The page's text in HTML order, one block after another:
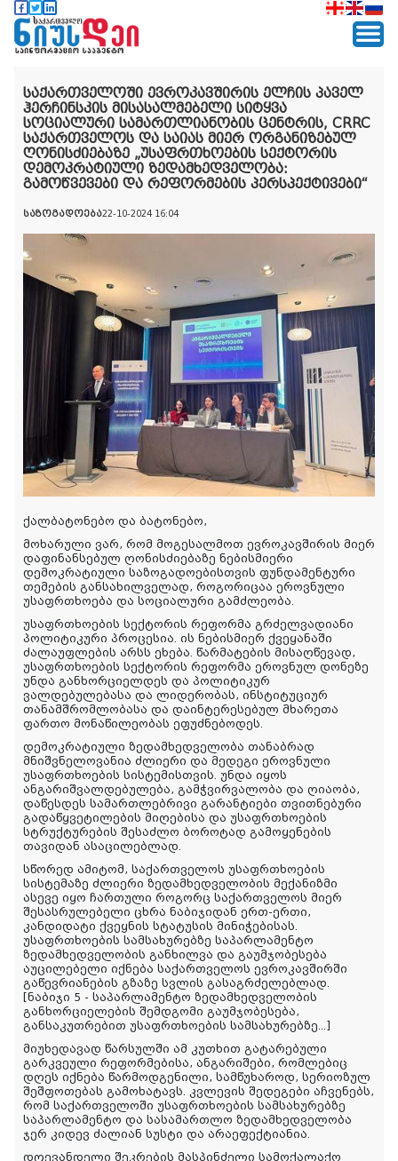
საქართველოში ევროკავშირის ელჩის პაველ
ჰერჩინსკის მისასალმებელი სიტყვა
სოციალური სამართლიანობის ცენტრის, CRRC
საქართველოს და საიას მიერ ორგანიზებულ
ღონისძიებაზე „უსაფრთხოების სექტორის
დემოკრატიული ზედამხედველობა:
გამოწვევები და რეფორმების პერსპექტივები“
საზოგადოება22-10-2024 16:04
ქალბატონებო და ბატონებო,
მოხარული ვარ, რომ მოგესალმოთ ევროკავშირის მიერ
დაფინანსებულ ღონისძიებაზე ნებისმიერი
დემოკრატიული საზოგადოებისთვის ფუნდამენტური
თემების განსახილველად, როგორიცაა ეროვნული
უსაფრთხოება და სოციალური გამძლეობა.
უსაფრთხოების სექტორის რეფორმა გრძელვადიანი
პოლიტიკური პროცესია. ის ნებისმიერ ქვეყანაში
ძალაუფლების არსს ეხება. წარმატების მისაღწევად,
უსაფრთხოების სექტორის რეფორმა ეროვნულ დონეზე
უნდა განხორციელდეს და პოლიტიკურ
ვალდებულებასა და ლიდერობას, ინსტიტუციურ
თანამშრომლობასა და დაინტერესებულ მხარეთა
ფართო მონაწილეობას ეფუძნებოდეს.
დემოკრატიული ზედამხედველობა თანაბრად
მნიშვნელოვანია ძლიერი და მედეგი ეროვნული
უსაფრთხოების სისტემისთვის. უნდა იყოს
ანგარიშვალდებულება, გამჭვირვალობა და ღიაობა,
დაწესდეს სამართლებრივი გარანტიები თვითნებური
გადაწყვეტილების მიღებისა და უსაფრთხოების
სტრუქტურების შესაძლო ბოროტად გამოყენების
თავიდან ასაცილებლად.
სწორედ ამიტომ, საქართველოს უსაფრთხოების
სისტემაზე ძლიერი ზედამხედველობის მექანიზმი
ასევე იყო ჩართული როგორც საქართველოს მიერ
შესასრულებელი ცხრა ნაბიჯიდან ერთ-ერთი,
კანდიდატი ქვეყნის სტატუსის მინიჭებისას.
უსაფრთხოების სამსახურებზე საპარლამენტო
ზედამხედველობის განხილვა და გაუმჯობესება
აუცილებელი იქნება საქართველოს ევროკავშირში
გაწევრიანების გზაზე სვლის გასაგრძელებლად.
[ნაბიჯი 5 - საპარლამენტო ზედამხედველობის
განხორციელების შემდგომი გაუმჯობესება,
განსაკუთრებით უსაფრთხოების სამსახურებზე...]
მიუხედავად წარსულში ამ კუთხით გატარებული
გარკვეული რეფორმებისა, ანგარიშები, რომლებიც
დღეს იქნება წარმოდგენილი, სამწუხაროდ, სერიოზულ
შეშფოთებას გამოხატავს. კვლევის შედეგები აჩვენებს,
რომ საქართველოში უსაფრთხოების სამსახურებზე
საპარლამენტო და სასამართლო ზედამხედველობა
ჯერ კიდევ ძალიან სუსტი და არაეფექტიანია.
დღევანდელი შეკრების მასპინძელი სამოქალაქო